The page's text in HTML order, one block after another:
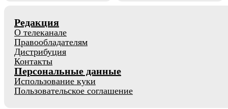
Редакция
О телеканале
Правообладателям
Дистрибуция
Контакты
Персональные данные
Использование куки
Пользовательское соглашение